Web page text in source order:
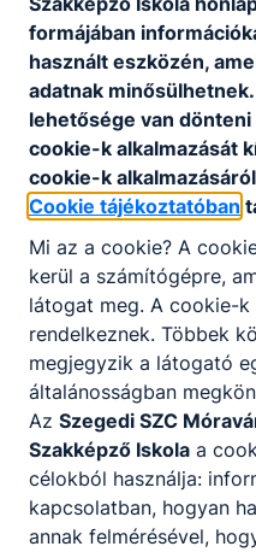
(Szakmajegyzék)
intézmény és
szervezhető,
valamely szakmára
tartalmú szakmai
megszerezhető –
A szakmai képzés
részt vevő akkreditált
vizsgát tehet.
A sikeres képesítő
képesítő bizonyítvány
végzettségi szintet
tanúsít.
Ingyenes képzéseinken
letételéig
még nem
rendszerben szerzett
formájában
használt eszközén,
adatnak
lehetősége van
cookie-k alkalmazását
cookie-k
Cookie tájékoztatóban
Mi az a cookie? A
kerül a számítógépre,
látogat meg. A cookie-
rendelkeznek. Többek
megjegyzik a látogató
általánosságban
Az Szegedi SZC
Szakképző Iskola a
célokból használja:
kapcsolatban, hogyan
annak felmérésével,